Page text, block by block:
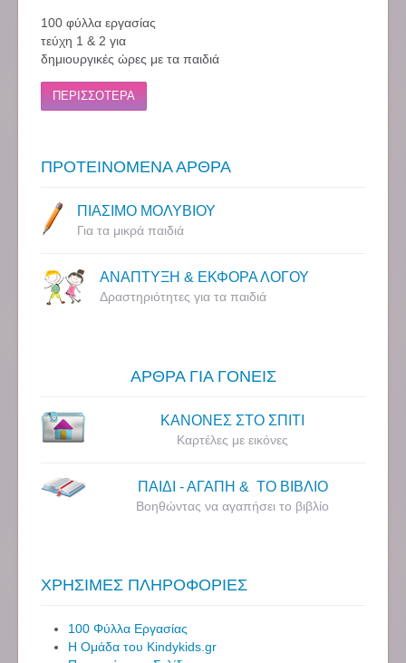
100 φύλλα εργασίας
τεύχη 1 & 2 για
δημιουργικές ώρες με τα παιδιά
ΠΕΡΙΣΣΟΤΕΡΑ
ΠΡΟΤΕΙΝΟΜΕΝΑ ΑΡΘΡΑ
ΠΙΑΣΙΜΟ ΜΟΛΥΒΙΟΥ
Για τα μικρά παιδιά
ΑΝΑΠΤΥΞΗ & ΕΚΦΟΡΑ ΛΟΓΟΥ
Δραστηριότητες για τα παιδιά
ΑΡΘΡΑ ΓΙΑ ΓΟΝΕΙΣ
ΚΑΝΟΝΕΣ ΣΤΟ ΣΠΙΤΙ
Καρτέλες με εικόνες
ΠΑΙΔΙ - ΑΓΑΠΗ & ΤΟ ΒΙΒΛΙΟ
Βοηθώντας να αγαπήσει το βιβλίο
ΧΡΗΣΙΜΕΣ ΠΛΗΡΟΦΟΡΙΕΣ
100 Φύλλα Εργασίας
Η Ομάδα του Kindykids.gr